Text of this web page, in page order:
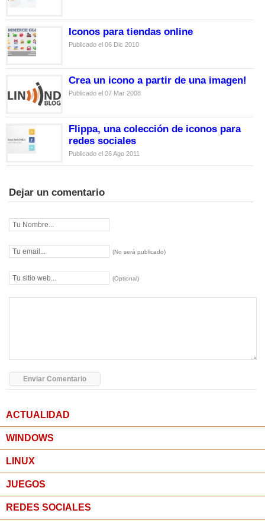
Iconos para tiendas online
Publicado el 06 Dic 2010
Crea un icono a partir de una imagen!
Publicado el 07 Mar 2008
Flippa, una colección de iconos para
redes sociales
Publicado el 26 Ago 2011
Dejar un comentario
(No será publicado)
(Optional)
ACTUALIDAD
WINDOWS
LINUX
JUEGOS
REDES SOCIALES